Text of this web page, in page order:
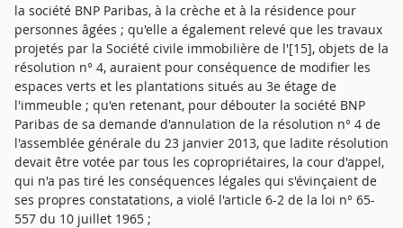
la société BNP Paribas, à la crèche et à la résidence pour
personnes âgées ; qu'elle a également relevé que les travaux
projetés par la Société civile immobilière de l'[15], objets de la
résolution n° 4, auraient pour conséquence de modifier les
espaces verts et les plantations situés au 3e étage de
l'immeuble ; qu'en retenant, pour débouter la société BNP
Paribas de sa demande d'annulation de la résolution n° 4 de
l'assemblée générale du 23 janvier 2013, que ladite résolution
devait être votée par tous les copropriétaires, la cour d'appel,
qui n'a pas tiré les conséquences légales qui s'évinçaient de
ses propres constatations, a violé l'article 6-2 de la loi n° 65-
557 du 10 juillet 1965 ;